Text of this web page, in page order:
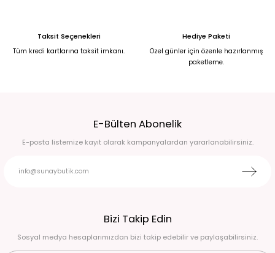
Taksit Seçenekleri
Tüm kredi kartlarına taksit imkanı.
Hediye Paketi
Özel günler için özenle hazırlanmış
paketleme.
E-Bülten Abonelik
E-posta listemize kayıt olarak kampanyalardan yararlanabilirsiniz.
Bizi Takip Edin
Sosyal medya hesaplarımızdan bizi takip edebilir ve paylaşabilirsiniz.